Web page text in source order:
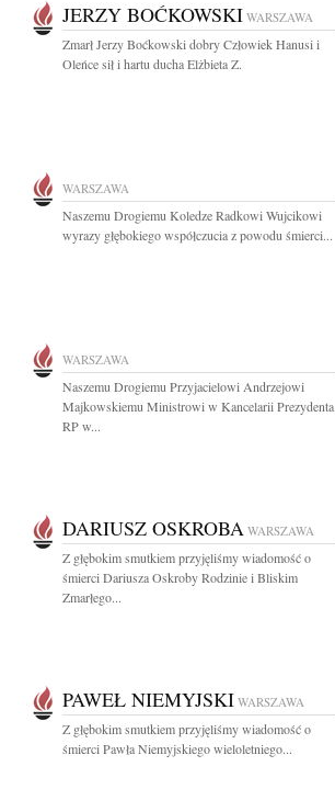
JERZY BOĆKOWSKI WARSZAWA
Zmarł Jerzy Boćkowski dobry Człowiek Hanusi i
Oleńce sił i hartu ducha Elżbieta Z.
WARSZAWA
Naszemu Drogiemu Koledze Radkowi Wujcikowi
wyrazy głębokiego współczucia z powodu śmierci...
WARSZAWA
Naszemu Drogiemu Przyjacielowi Andrzejowi
Majkowskiemu Ministrowi w Kancelarii Prezydenta
RP w...
DARIUSZ OSKROBA WARSZAWA
Z głębokim smutkiem przyjęliśmy wiadomość o
śmierci Dariusza Oskroby Rodzinie i Bliskim
Zmarłego...
PAWEŁ NIEMYJSKI WARSZAWA
Z głębokim smutkiem przyjęliśmy wiadomość o
śmierci Pawła Niemyjskiego wieloletniego...